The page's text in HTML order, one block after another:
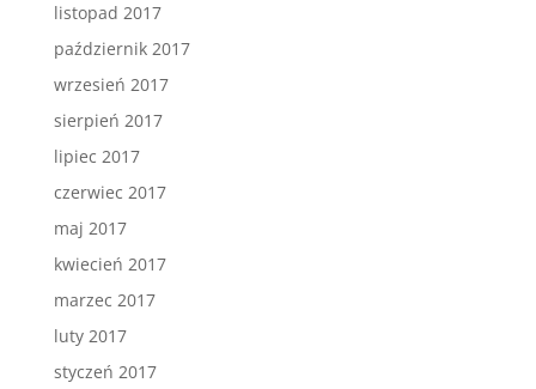
listopad 2017
październik 2017
wrzesień 2017
sierpień 2017
lipiec 2017
czerwiec 2017
maj 2017
kwiecień 2017
marzec 2017
luty 2017
styczeń 2017